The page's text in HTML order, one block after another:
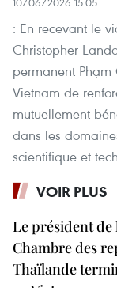
: En recevant le
Christopher
permanent
Vietnam de
mutuellement
dans les
scientifique et
VOIR PLUS
Le président de
Chambre des
Thaïlande